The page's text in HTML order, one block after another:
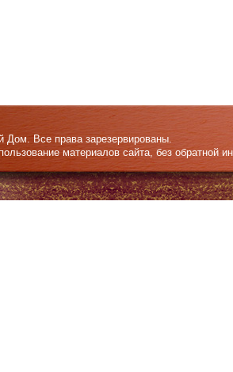
Дом. Все права зарезервированы.
материалов сайта, без обратной